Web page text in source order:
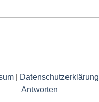
Datenschutzerklärung
Antworten